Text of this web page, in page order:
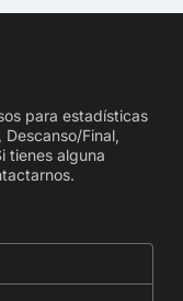
para estadísticas
Final,
tienes alguna